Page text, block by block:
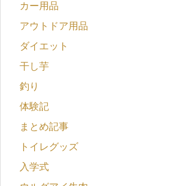
カー用品
アウトドア用品
ダイエット
干し芋
釣り
体験記
まとめ記事
トイレグッズ
入学式